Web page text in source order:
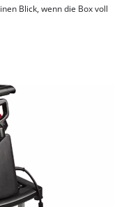
Blick, wenn die Box voll